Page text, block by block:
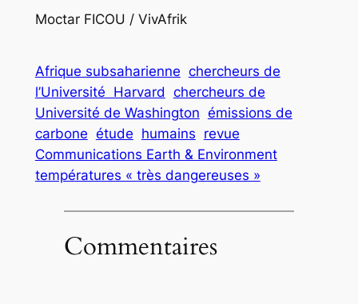
Moctar FICOU / VivAfrik
Afrique subsaharienne chercheurs de
l’Université Harvard chercheurs de
Université de Washington émissions de
carbone étude humains revue
Communications Earth & Environment
températures « très dangereuses »
Commentaires